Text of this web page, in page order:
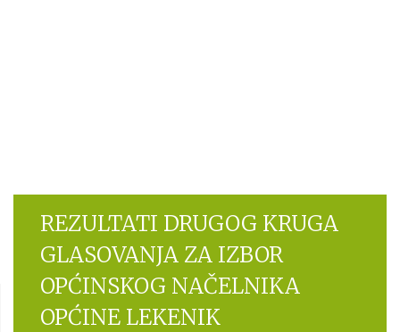
REZULTATI DRUGOG KRUGA
GLASOVANJA ZA IZBOR
OPĆINSKOG NAČELNIKA
OPĆINE LEKENIK